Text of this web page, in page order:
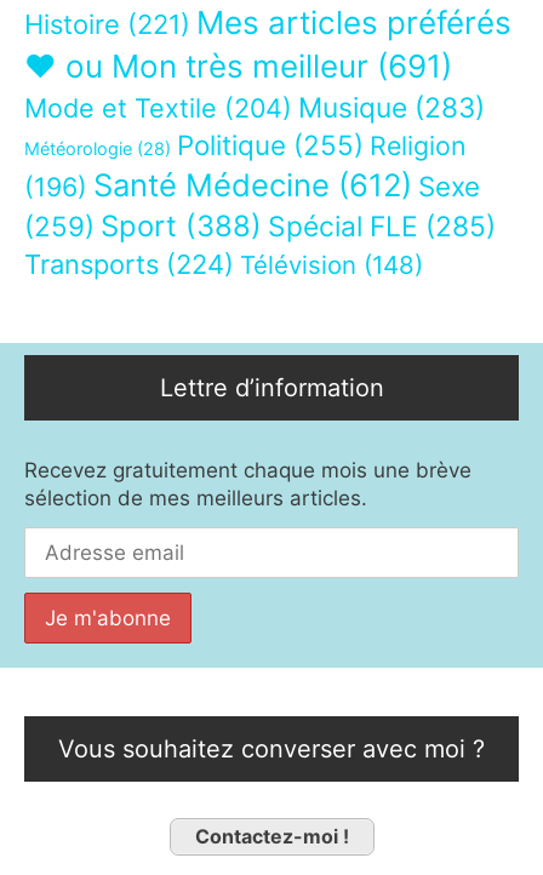
Histoire (221) Mes articles préférés
❤ ou Mon très meilleur (691)
Mode et Textile (204) Musique (283)
Météorologie (28) Politique (255) Religion
(196) Santé Médecine (612) Sexe
(259) Sport (388) Spécial FLE (285)
Transports (224) Télévision (148)
Lettre d’information
Recevez gratuitement chaque mois une brève
sélection de mes meilleurs articles.
Vous souhaitez converser avec moi ?
Contactez-moi !